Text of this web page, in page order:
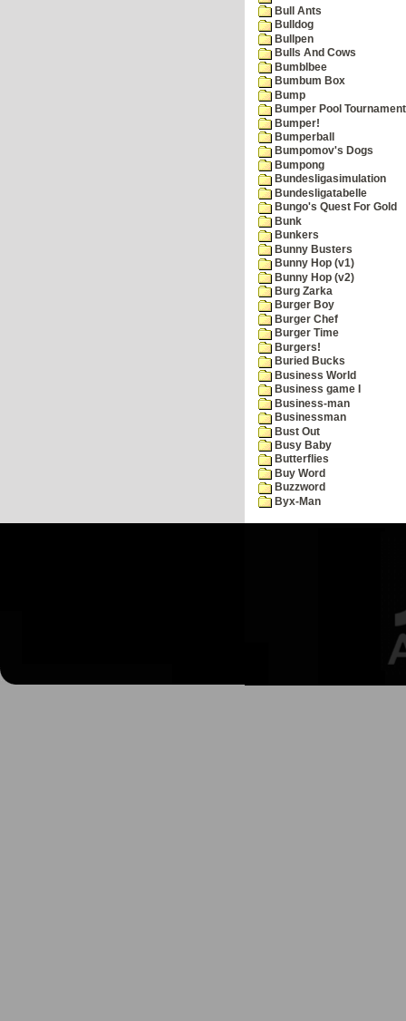
Bull Ants
Bulldog
Bullpen
Bulls And Cows
Bumblbee
Bumbum Box
Bump
Bumper Pool Tournament
Bumper!
Bumperball
Bumpomov's Dogs
Bumpong
Bundesligasimulation
Bundesligatabelle
Bungo's Quest For Gold
Bunk
Bunkers
Bunny Busters
Bunny Hop (v1)
Bunny Hop (v2)
Burg Zarka
Burger Boy
Burger Chef
Burger Time
Burgers!
Buried Bucks
Business World
Business game I
Business-man
Businessman
Bust Out
Busy Baby
Butterflies
Buy Word
Buzzword
Byx-Man